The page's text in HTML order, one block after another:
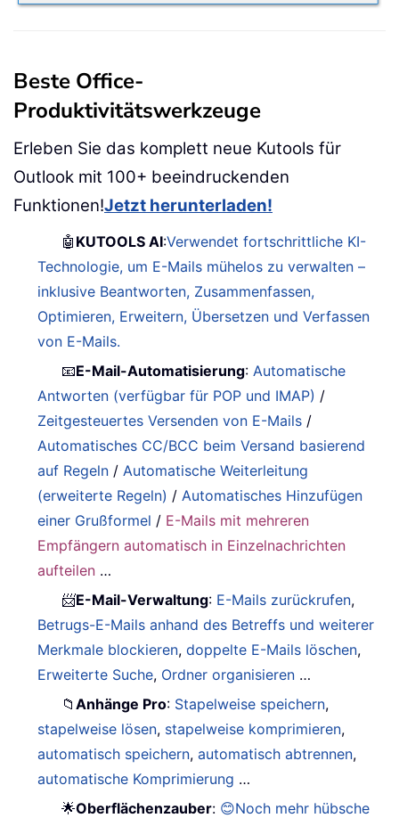
Beste Office-
Produktivitätswerkzeuge
Erleben Sie das komplett neue Kutools für
Outlook mit 100+ beeindruckenden
Funktionen!Jetzt herunterladen!
🤖 KUTOOLS AI:Verwendet fortschrittliche KI-
Technologie, um E-Mails mühelos zu verwalten –
inklusive Beantworten, Zusammenfassen,
Optimieren, Erweitern, Übersetzen und Verfassen
von E-Mails.
📧E-Mail-Automatisierung: Automatische
Antworten (verfügbar für POP und IMAP) /
Zeitgesteuertes Versenden von E-Mails /
Automatisches CC/BCC beim Versand basierend
auf Regeln / Automatische Weiterleitung
(erweiterte Regeln) / Automatisches Hinzufügen
einer Grußformel / E-Mails mit mehreren
Empfängern automatisch in Einzelnachrichten
aufteilen …
📨E-Mail-Verwaltung: E-Mails zurückrufen,
Betrugs-E-Mails anhand des Betreffs und weiterer
Merkmale blockieren,doppelte E-Mails löschen,
Erweiterte Suche, Ordner organisieren …
📁Anhänge Pro: Stapelweise speichern,
stapelweise lösen, stapelweise komprimieren,
automatisch speichern,automatisch abtrennen,
automatische Komprimierung …
🌟Oberflächenzauber: 😊Noch mehr hübsche